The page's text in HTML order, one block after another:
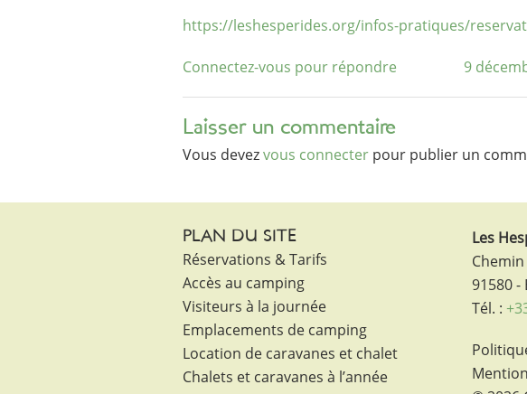
https://leshesperides.org/infos-pratiques/
Connectez-vous pour répondre 9
Laisser un commentaire
Vous devezvous connecter pour publier un
PLAN DU SITE
Réservations & Tarifs
Accès au camping
Visiteurs à la journée
Emplacements de camping
Location de caravanes et chalet
Chalets et caravanes à l’année
Les
91580 -
Tél. :